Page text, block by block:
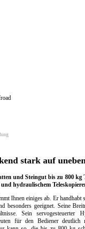
stark auf
und Steingut bis zu 800
hydraulischem
Ihnen einiges ab. Er
besonders geeignet. Seine
Sein servogesteuerter
für den Bediener deutlich